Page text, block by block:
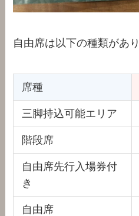
自由席は以下の種類があり
席種
三脚持込可能エリア
階段席
自由席先行入場券付
き
自由席